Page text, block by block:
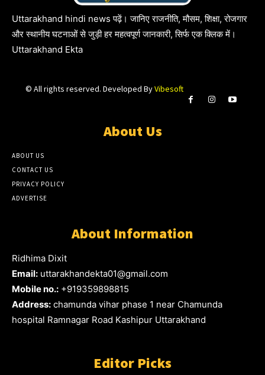
Uttarakhand hindi news पढ़ें। जानिए राजनीति, मौसम, शिक्षा, रोजगार
और स्थानीय घटनाओं से जुड़ी हर महत्वपूर्ण जानकारी, सिर्फ एक क्लिक में।
Uttarakhand Ekta
© All rights reserved. Developed ByVibesoft
About Us
ABOUT US
CONTACT US
PRIVACY POLICY
ADVERTISE
About Information
Ridhima Dixit
Email: uttarakhandekta01@gmail.com
Mobile no.: +919359898815
Address: chamunda vihar phase 1 near Chamunda
hospital Ramnagar Road Kashipur Uttarakhand
Editor Picks